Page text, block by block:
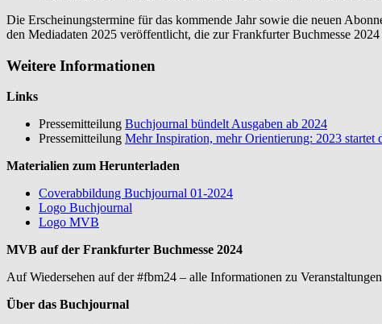
Die Erscheinungstermine für das kommende Jahr sowie die neuen
den Mediadaten 2025 veröffentlicht, die zur Frankfurter Buchmesse 2024
Weitere Informationen
Links
Pressemitteilung Buchjournal bündelt Ausgaben ab 2024
Pressemitteilung Mehr Inspiration, mehr Orientierung: 2023 startet
Materialien zum Herunterladen
Coverabbildung Buchjournal 01-2024
Logo Buchjournal
Logo MVB
MVB auf der Frankfurter Buchmesse 2024
Auf Wiedersehen auf der #fbm24 – alle Informationen zu
Über das Buchjournal